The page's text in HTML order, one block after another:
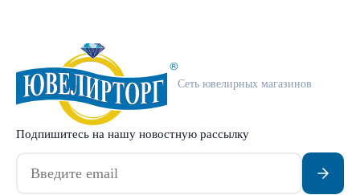
Сеть ювелирных магазинов
Подпишитесь на нашу новостную рассылку